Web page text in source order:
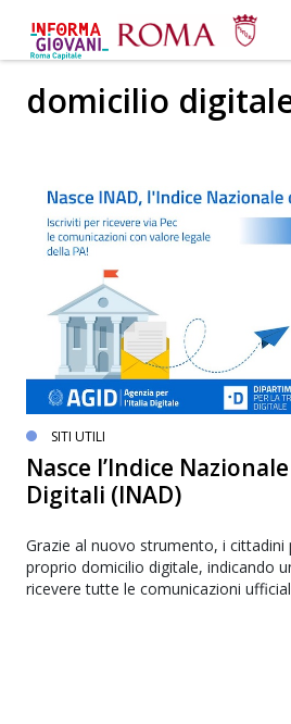
domicilio
SITI UTILI
Nasce l’Indice
Digitali (INAD)
Grazie al nuovo strumento, i cittadini
proprio domicilio digitale, indicando
ricevere tutte le comunicazioni